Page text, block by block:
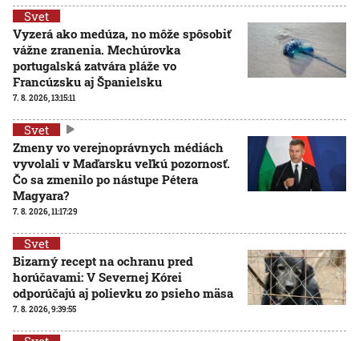
Svet
Vyzerá ako medúza, no môže spôsobiť
vážne zranenia. Mechúrovka
portugalská zatvára pláže vo
Francúzsku aj Španielsku
7. 8. 2026, 13:15:11
Svet
Zmeny vo verejnoprávnych médiách
vyvolali v Maďarsku veľkú pozornosť.
Čo sa zmenilo po nástupe Pétera
Magyara?
7. 8. 2026, 11:17:29
Svet
Bizarný recept na ochranu pred
horúčavami: V Severnej Kórei
odporúčajú aj polievku zo psieho mäsa
7. 8. 2026, 9:39:55